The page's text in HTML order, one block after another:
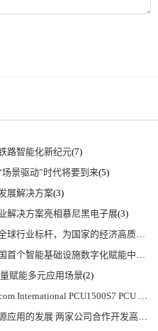
路智能化新纪元(7)
景驱动”时代将要到来(5)
展解决方案(3)
解决方案亮相慕尼黑电子展(3)
发展贡献更大力量|上海电气集团党委书记、董事长吴磊来访
个智能基础设施数字化赋能中心
赋能多元应用场景(2)
PCU1500S7 PCU 1500 S7 V4.5.0
高性能储能和太阳能组串式逆变器方案 以实现可持续的未来